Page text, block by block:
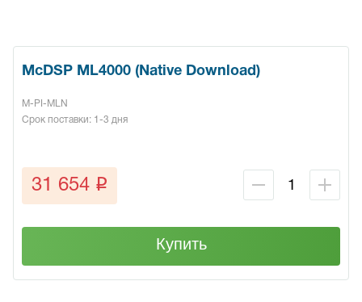
McDSP ML4000 (Native Download)
M-PI-MLN
Срок поставки: 1-3 дня
31 654 q
Купить